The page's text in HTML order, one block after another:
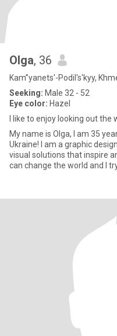
Olga, 36
Kam”yanets'-Podil's'kyy,
Seeking: Male 32 - 52
Eye color: Hazel
I like to enjoy looking out the
My name is Olga, I am 35
Ukraine! I am a graphic designer by profession, and I like to create
visual solutions that inspire
can change the world and I